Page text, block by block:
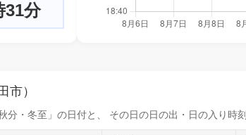
31分
市）
分・冬至」の日付と、 その日の日の出・日の入り時刻